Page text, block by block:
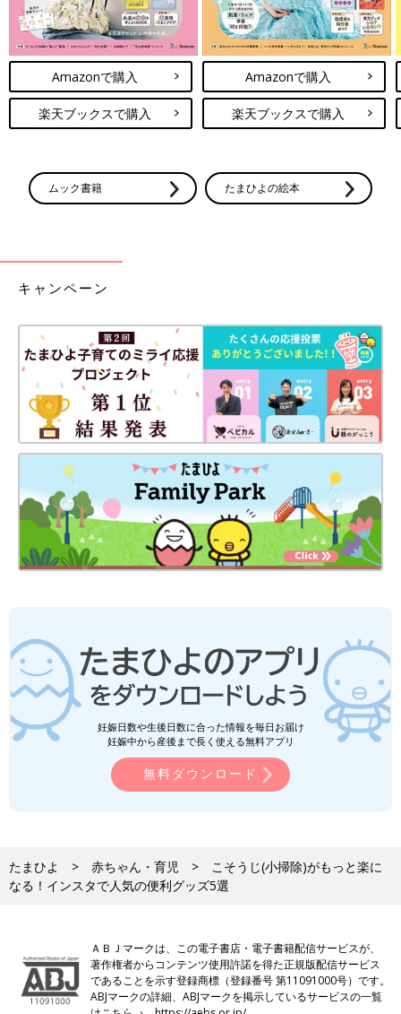
Amazonで購入
楽天ブックスで購入
Amazonで購入
楽天ブックスで購入
ムック書籍 たまひよの絵本
キャンペーン
妊娠日数や生後日数に合った情報を毎日お届け
妊娠中から産後まで長く使える無料アプリ
無料ダウンロード
たまひよ 赤ちゃん・育児
こそうじ(小掃除)がもっと楽に
なる！インスタで人気の便利グッズ5選
ＡＢＪマークは、この電子書店・電子書籍配信サービスが、
著作権者からコンテンツ使用許諾を得た正規版配信サービス
であることを示す登録商標（登録番号 第11091000号）です。
ABJマークの詳細、ABJマークを掲示しているサービスの一覧